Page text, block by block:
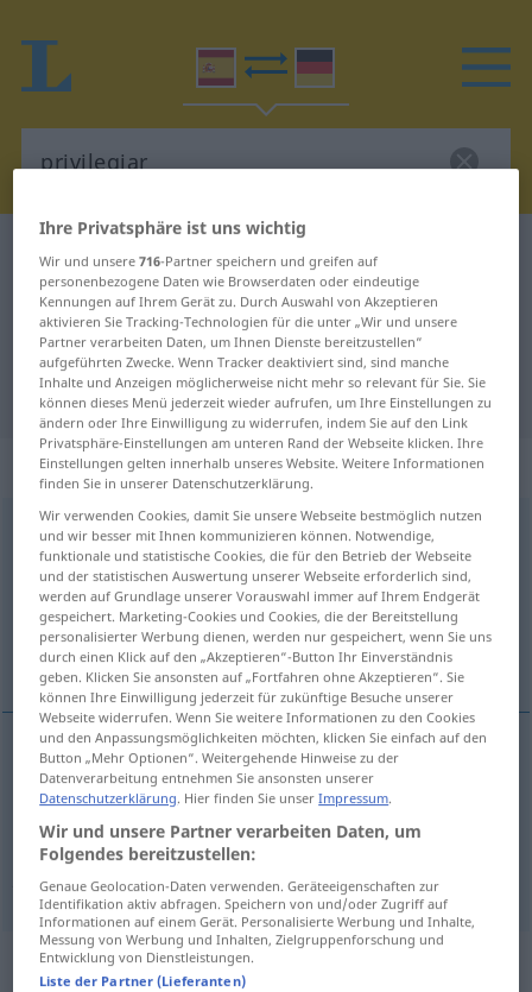
Spanisch-Deutsch Wörterbuch privilegiar
Spanisch-Deutsch Übersetzung für
"privilegiar"
"privilegiar" Deutsch Übersetzung
„privilegiar“: verbo transitivo
privilegiar [priβilɛˈxĭar]v/t
Übersicht aller Übersetzungen
(Für mehr Details die Übersetzung anklicken/antippen)
bevorzugen, privilegieren, bevorrechtigen
bevorzugen privilegiar (≈ preferir)
privilegieren,bevorrechtigen privilegiar (≈ dar
preferencia)
Synonyme für "privilegiar"
Ihre Privatsphäre ist uns wichtig
Wir und unsere716-Partner speichern und greifen auf
personenbezogene Daten wie Browserdaten oder eindeutige
Kennungen auf Ihrem Gerät zu. Durch Auswahl von Akzeptieren
aktivieren Sie Tracking-Technologien für die unter „Wir und unsere
Partner verarbeiten Daten, um Ihnen Dienste bereitzustellen“
aufgeführten Zwecke. Wenn Tracker deaktiviert sind, sind manche
Inhalte und Anzeigen möglicherweise nicht mehr so relevant für Sie. Sie
können dieses Menü jederzeit wieder aufrufen, um Ihre Einstellungen zu
ändern oder Ihre Einwilligung zu widerrufen, indem Sie auf den Link
Privatsphäre-Einstellungen am unteren Rand der Webseite klicken. Ihre
Einstellungen gelten innerhalb unseres Website. Weitere Informationen
finden Sie in unserer Datenschutzerklärung.
Wir verwenden Cookies, damit Sie unsere Webseite bestmöglich nutzen
und wir besser mit Ihnen kommunizieren können. Notwendige,
funktionale und statistische Cookies, die für den Betrieb der Webseite
und der statistischen Auswertung unserer Webseite erforderlich sind,
werden auf Grundlage unserer Vorauswahl immer auf Ihrem Endgerät
gespeichert. Marketing-Cookies und Cookies, die der Bereitstellung
personalisierter Werbung dienen, werden nur gespeichert, wenn Sie uns
durch einen Klick auf den „Akzeptieren“-Button Ihr Einverständnis
geben. Klicken Sie ansonsten auf „Fortfahren ohne Akzeptieren“. Sie
können Ihre Einwilligung jederzeit für zukünftige Besuche unserer
Webseite widerrufen. Wenn Sie weitere Informationen zu den Cookies
und den Anpassungsmöglichkeiten möchten, klicken Sie einfach auf den
Button „Mehr Optionen“. Weitergehende Hinweise zu der
Datenverarbeitung entnehmen Sie ansonsten unserer
Datenschutzerklärung. Hier finden Sie unserImpressum.
Wir und unsere Partner verarbeiten Daten, um
Folgendes bereitzustellen:
Genaue Geolocation-Daten verwenden. Geräteeigenschaften zur
Identifikation aktiv abfragen. Speichern von und/oder Zugriff auf
Informationen auf einem Gerät. Personalisierte Werbung und Inhalte,
Messung von Werbung und Inhalten, Zielgruppenforschung und
Entwicklung von Dienstleistungen.
Liste der Partner (Lieferanten)